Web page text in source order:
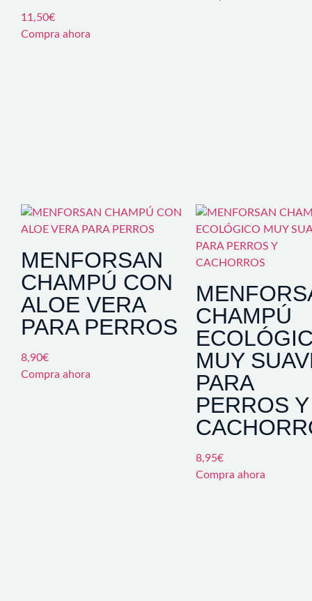
11,50€
Compra ahora
MENFORSAN
CHAMPÚ CON
ALOE VERA
PARA PERROS
8,90€
Compra ahora
CHAMPÚ
MUY
PARA
PERROS Y
8,95€
Compra ahora